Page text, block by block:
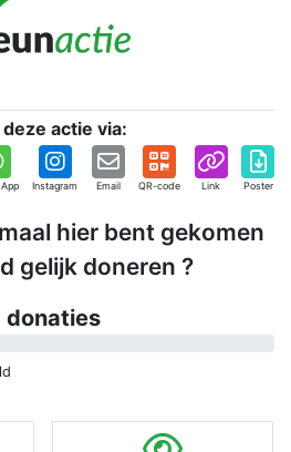
deze actie via:
Instagram Email QR-code Link Poster
hier bent gekomen
gelijk doneren ?
donaties